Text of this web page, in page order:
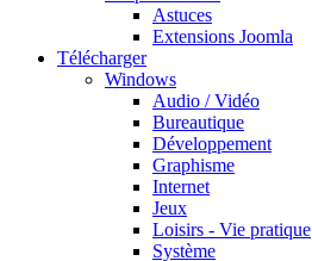
Astuces
Extensions Joomla
Télécharger
Windows
Audio / Vidéo
Bureautique
Développement
Graphisme
Internet
Jeux
Loisirs - Vie pratique
Système